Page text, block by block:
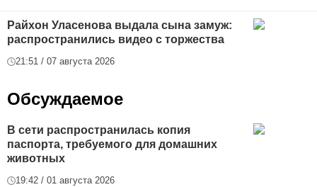
Райхон Уласенова выдала сына замуж:
распространились видео с торжества
21:51 / 07 августа 2026
Обсуждаемое
В сети распространилась копия
паспорта, требуемого для домашних
животных
19:42 / 01 августа 2026